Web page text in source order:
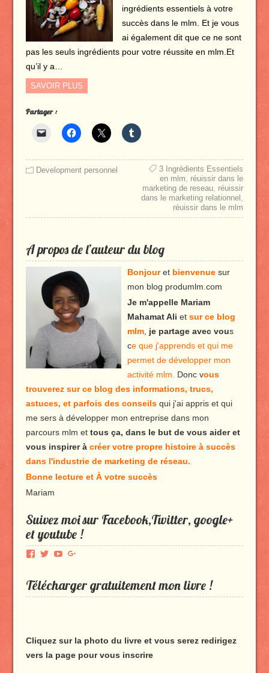
ingrédients essentiels à votre
succès dans le mlm. Et je vous
ai également dit que ce ne sont
pas les seuls ingrédients pour votre réussite en mlm.Et
qu’il y a…
SAVOIR PLUS
Partager :
Development personnel
3 Ingrédients Essentiels
en mlm
réuissir dans le
marketing de reseau réuissir
dans le marketing relationnel
réuissir dans le mlm
A propos de l’auteur du blog
Bonjouret bienvenuesur
mon blog produmlm.com
Je m'appelle Mariam
Mahamat Ali et sur ce blog
mlm, je partage avec vous
ce que j'apprends et qui me
permet de développer mon
activité mlm.
Donc vous
trouverez sur ce blog des informations, trucs,
astuces, et parfois des conseils qui j'ai appris et qui
me sers à développer mon entreprise dans mon
parcours mlm ettous ça, dans le but de vous aider et
vous inspirer à créer votre propre histoire à succès
dans l'industrie de marketing de réseau.
Bonne lecture et À votre succès
Mariam
Suivez moi sur Facebook,Twitter, google+
et youtube !
Voir
de
Produmlm
Voir
de
porodumlm
Voir
de
UC_2UgAmhWDuaRIDwEQiQ9iA
de
produmlm
Télécharger gratuitement mon livre !
Cliquez sur la photo du livre et vous serez redirigez
vers la page pour vous inscrire